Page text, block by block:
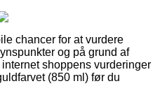
chancer for at vurdere
og på grund af
shoppens vurderinger
(850 ml) før du